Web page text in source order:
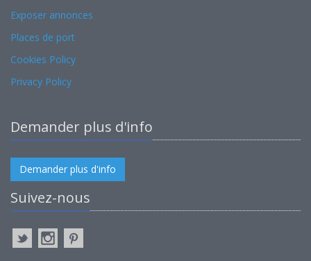
Exposer annonces
Places de port
Cookies Policy
Privacy Policy
Demander plus d'info
Demander plus d'info
Suivez-nous